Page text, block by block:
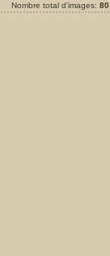
Nombre total d'images: 80